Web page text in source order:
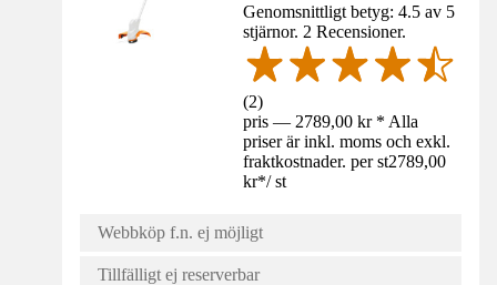
Genomsnittligt betyg: 4.5 av 5
stjärnor. 2 Recensioner.
(2)
pris — 2789,00 kr * Alla
priser är inkl. moms och exkl.
fraktkostnader. per st2789,00
kr*/ st
Webbköp f.n. ej möjligt
Tillfälligt ej reserverbar